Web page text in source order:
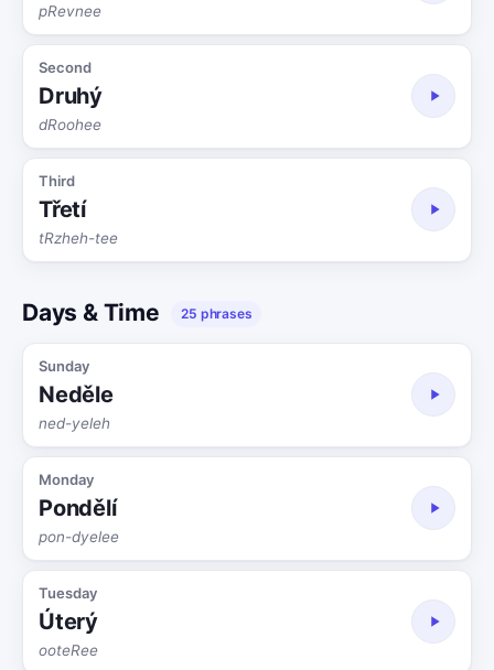
pRevnee
Second
Druhý
dRoohee
Third
Třetí
tRzheh-tee
Days & Time 25 phrases
Sunday
Neděle
ned-yeleh
Monday
Pondělí
pon-dyelee
Tuesday
Úterý
ooteRee